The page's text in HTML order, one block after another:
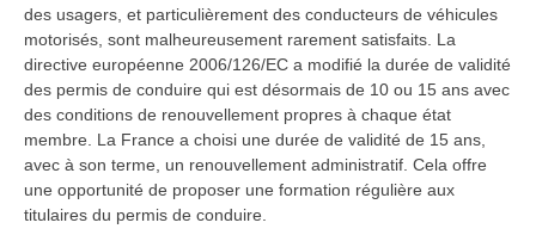
des usagers, et particulièrement des conducteurs de véhicules
motorisés, sont malheureusement rarement satisfaits. La
directive européenne 2006/126/EC a modifié la durée de validité
des permis de conduire qui est désormais de 10 ou 15 ans avec
des conditions de renouvellement propres à chaque état
membre. La France a choisi une durée de validité de 15 ans,
avec à son terme, un renouvellement administratif. Cela offre
une opportunité de proposer une formation régulière aux
titulaires du permis de conduire.